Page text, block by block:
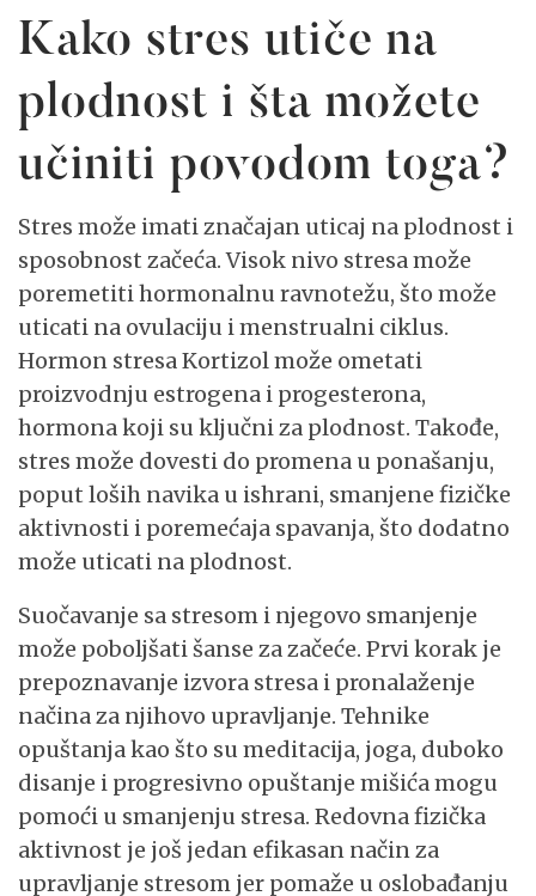
Kako stres utiče na
plodnost i šta možete
učiniti povodom toga?
Stres može imati značajan uticaj na plodnost i
sposobnost začeća. Visok nivo stresa može
poremetiti hormonalnu ravnotežu, što može
uticati na ovulaciju i menstrualni ciklus.
Hormon stresa Kortizol može ometati
proizvodnju estrogena i progesterona,
hormona koji su ključni za plodnost. Takođe,
stres može dovesti do promena u ponašanju,
poput loših navika u ishrani, smanjene fizičke
aktivnosti i poremećaja spavanja, što dodatno
može uticati na plodnost.
Suočavanje sa stresom i njegovo smanjenje
može poboljšati šanse za začeće. Prvi korak je
prepoznavanje izvora stresa i pronalaženje
načina za njihovo upravljanje. Tehnike
opuštanja kao što su meditacija, joga, duboko
disanje i progresivno opuštanje mišića mogu
pomoći u smanjenju stresa. Redovna fizička
aktivnost je još jedan efikasan način za
upravljanje stresom jer pomaže u oslobađanju